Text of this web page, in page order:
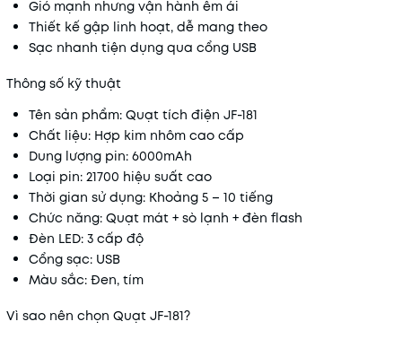
Gió mạnh nhưng vận hành êm ái
Thiết kế gập linh hoạt, dễ mang theo
Sạc nhanh tiện dụng qua cổng USB
Thông số kỹ thuật
Tên sản phẩm: Quạt tích điện JF-181
Chất liệu: Hợp kim nhôm cao cấp
Dung lượng pin: 6000mAh
Loại pin: 21700 hiệu suất cao
Thời gian sử dụng: Khoảng 5 – 10 tiếng
Chức năng: Quạt mát + sò lạnh + đèn flash
Đèn LED: 3 cấp độ
Cổng sạc: USB
Màu sắc: Đen, tím
Vì sao nên chọn Quạt JF-181?